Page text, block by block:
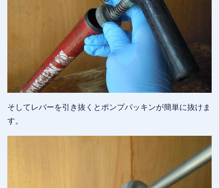
そしてレバーを引き抜くとポンプパッキンが簡単に抜けま
す。